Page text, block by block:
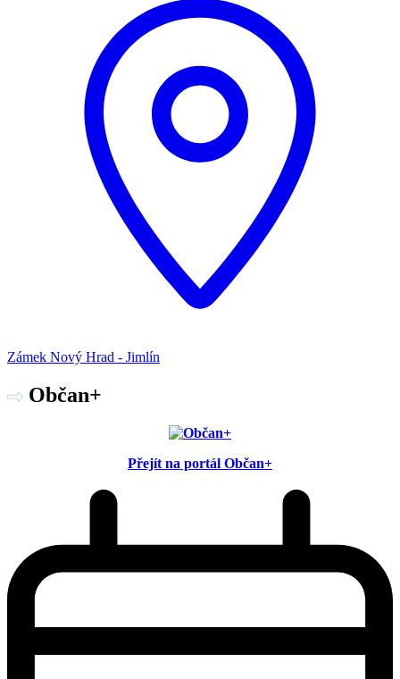
Zámek Nový Hrad - Jimlín
Občan+
Přejít na portál Občan+